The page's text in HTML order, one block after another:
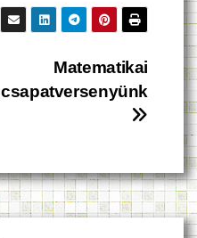
Matematikai
csapatversenyünk